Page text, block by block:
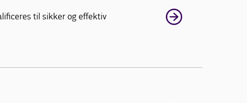
til sikker og effektiv